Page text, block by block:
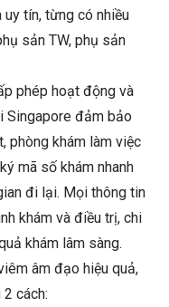
tín, từng có nhiều
sản TW, phụ sản
phép hoạt động và
Singapore đảm bảo
phòng khám làm việc
mã số khám nhanh
đi lại. Mọi thông tin
khám và điều trị, chi
khám lâm sàng.
âm đạo hiệu quả,
cách: